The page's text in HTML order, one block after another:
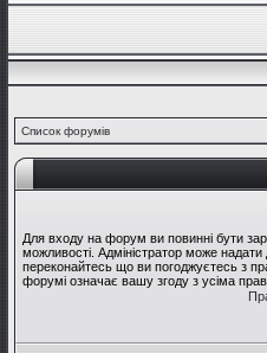
Список форумів
Для входу на форум ви повинні бути
можливості. Адміністратор може
переконайтесь що ви погоджуєтесь з
форумі означає вашу згоду з усіма